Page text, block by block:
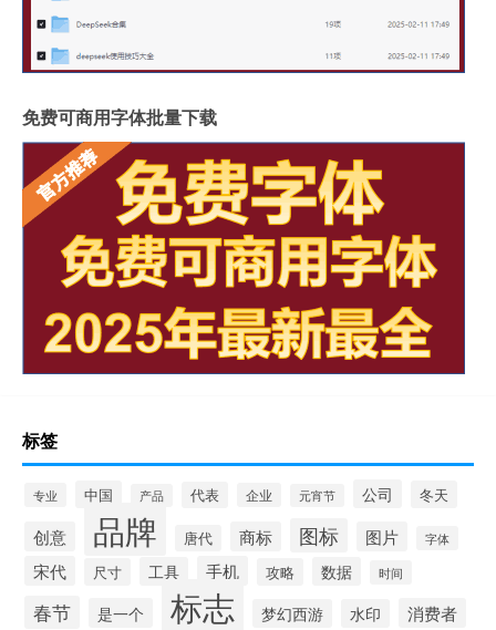
免费可商用字体批量下载
标签
专业 中国 产品 代表 企业 元宵节 公司 冬天
创意 品牌 唐代 商标 图标 图片 字体
宋代 尺寸 工具 手机 攻略 数据 时间
春节 是一个 标志 梦幻西游 水印 消费者